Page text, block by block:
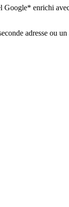
enrichi
adresse ou